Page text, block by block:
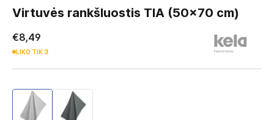
to
beginning
of
images
Virtuvės rankšluostis TIA (50x70 cm)
€8,49
LIKO TIK 3